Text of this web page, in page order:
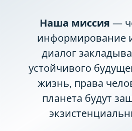
Наша миссия —
информирование
диалог
устойчивого
жизнь, права
планета будут